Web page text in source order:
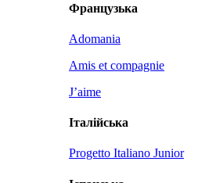
Французька
Adomania
Amis et compagnie
J’aime
Італійська
Progetto Italiano Junior